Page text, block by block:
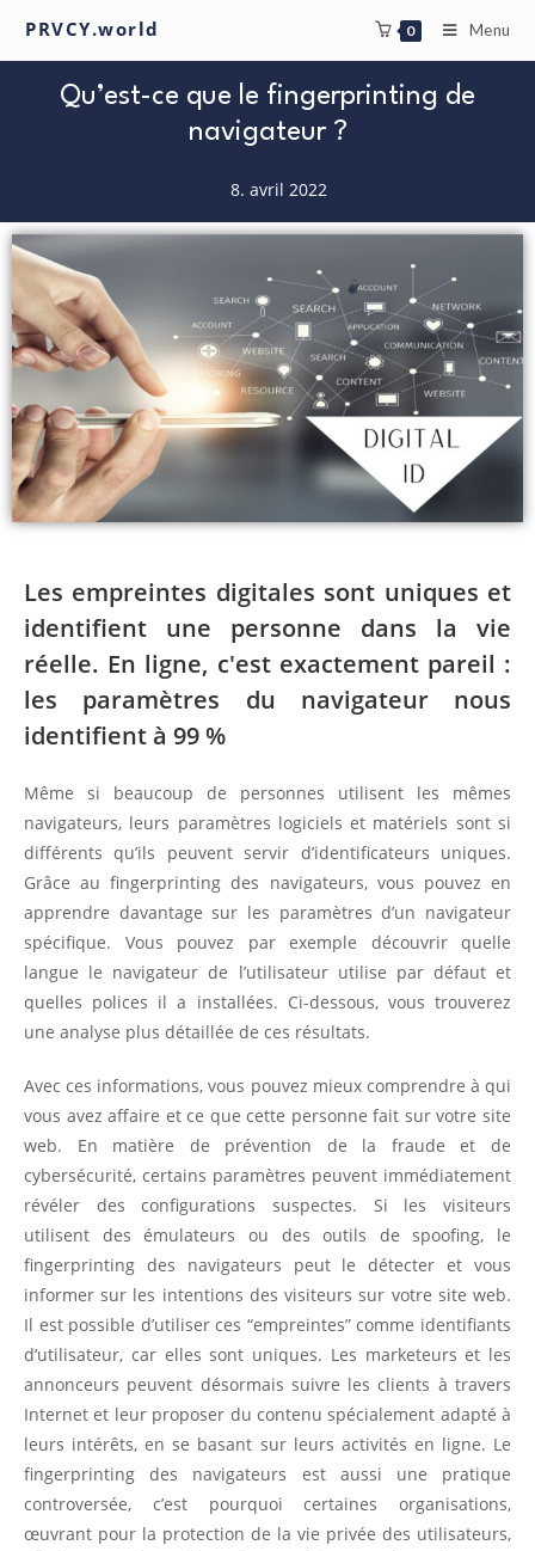
PRVCY.world 0 Menu
Qu’est-ce que le fingerprinting de
navigateur ?
8. avril 2022
Les empreintes digitales sont uniques et
identifient une personne dans la vie
réelle. En ligne, c'est exactement pareil :
les paramètres du navigateur nous
identifient à 99 %
Même si beaucoup de personnes utilisent les mêmes
navigateurs, leurs paramètres logiciels et matériels sont si
différents qu’ils peuvent servir d’identificateurs uniques.
Grâce au fingerprinting des navigateurs, vous pouvez en
apprendre davantage sur les paramètres d’un navigateur
spécifique. Vous pouvez par exemple découvrir quelle
langue le navigateur de l’utilisateur utilise par défaut et
quelles polices il a installées. Ci-dessous, vous trouverez
une analyse plus détaillée de ces résultats.
Avec ces informations, vous pouvez mieux comprendre à qui
vous avez affaire et ce que cette personne fait sur votre site
web. En matière de prévention de la fraude et de
cybersécurité, certains paramètres peuvent immédiatement
révéler des configurations suspectes. Si les visiteurs
utilisent des émulateurs ou des outils de spoofing, le
fingerprinting des navigateurs peut le détecter et vous
informer sur les intentions des visiteurs sur votre site web.
Il est possible d’utiliser ces “empreintes” comme identifiants
d’utilisateur, car elles sont uniques. Les marketeurs et les
annonceurs peuvent désormais suivre les clients à travers
Internet et leur proposer du contenu spécialement adapté à
leurs intérêts, en se basant sur leurs activités en ligne. Le
fingerprinting des navigateurs est aussi une pratique
controversée, c’est pourquoi certaines organisations,
œuvrant pour la protection de la vie privée des utilisateurs,